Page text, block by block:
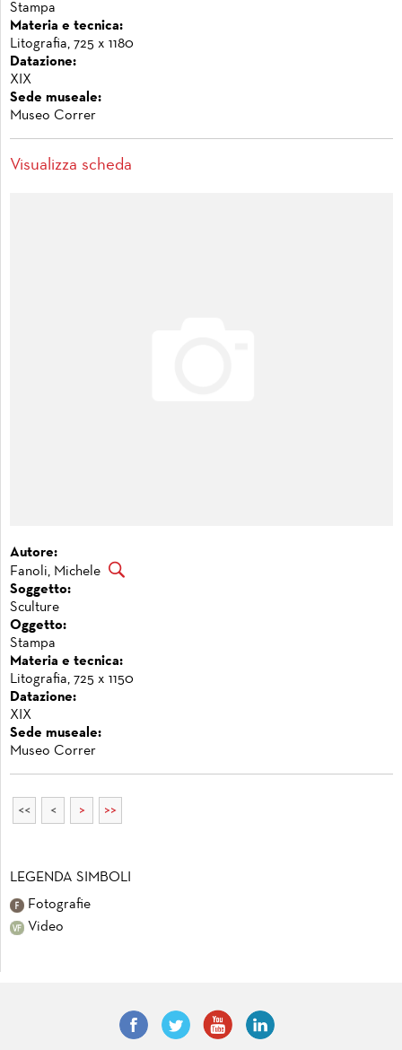
Stampa
Materia e tecnica:
Litografia, 725 x 1180
Datazione:
XIX
Sede museale:
Museo Correr
Visualizza scheda
Autore:
Fanoli, Michele
Soggetto:
Sculture
Oggetto:
Stampa
Materia e tecnica:
Litografia, 725 x 1150
Datazione:
XIX
Sede museale:
Museo Correr
<< < > >>
LEGENDA SIMBOLI
Fotografie
Video